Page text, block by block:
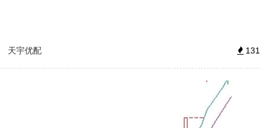
天宇优配 131